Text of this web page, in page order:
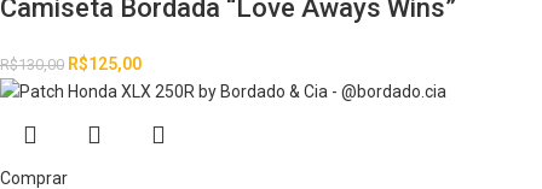
Camiseta Bordada “Love Aways Wins”
R$130,00 R$125,00
Comprar